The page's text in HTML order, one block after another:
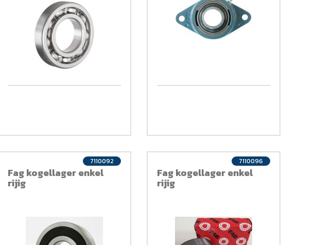
Fag kogellager enkel
rijig
7110092
Fag kogellager enkel
rijig
7110096